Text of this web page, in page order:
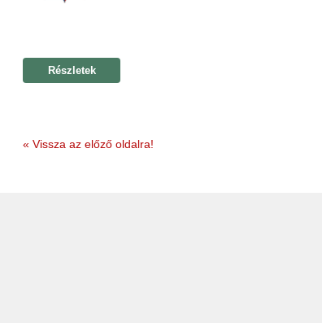
Részletek
« Vissza az előző oldalra!